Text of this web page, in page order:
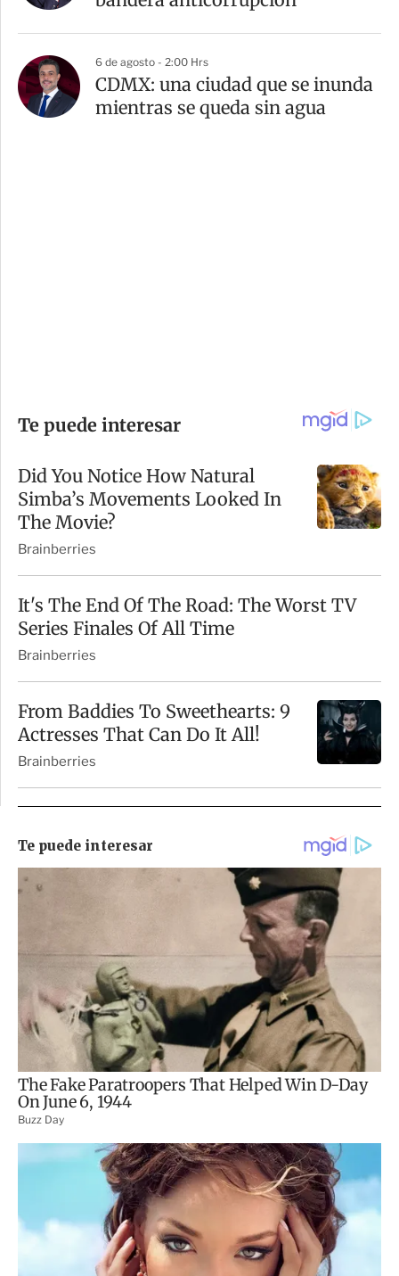
6 de agosto - 2:00 Hrs
CDMX: una ciudad que se inunda
mientras se queda sin agua